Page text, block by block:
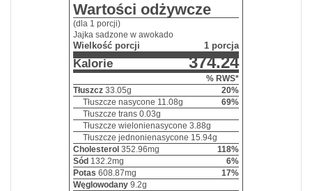
Wartości odżywcze
(dla 1 porcji)
Jajka sadzone w awokado
Wielkość porcji 1 porcja
Kalorie 374.24
% RWS*
Tłuszcz 33.05g 20%
Tłuszcze nasycone 11.08g 69%
Tłuszcze trans 0.03g
Tłuszcze wielonienasycone 3.88g
Tłuszcze jednonienasycone 15.94g
Cholesterol 352.96mg 118%
Sód 132.2mg 6%
Potas 608.87mg 17%
Węglowodany 9.2g